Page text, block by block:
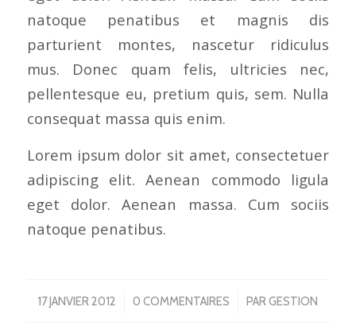
natoque penatibus et magnis dis
parturient montes, nascetur ridiculus
mus. Donec quam felis, ultricies nec,
pellentesque eu, pretium quis, sem. Nulla
consequat massa quis enim.
Lorem ipsum dolor sit amet, consectetuer
adipiscing elit. Aenean commodo ligula
eget dolor. Aenean massa. Cum sociis
natoque penatibus.
17 JANVIER 2012
/ 0 COMMENTAIRES
/ PARGESTION